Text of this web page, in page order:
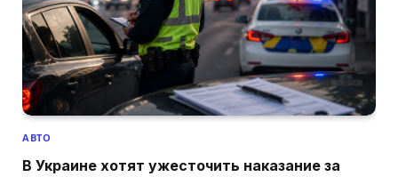
АВТО
В Украине хотят ужесточить наказание за